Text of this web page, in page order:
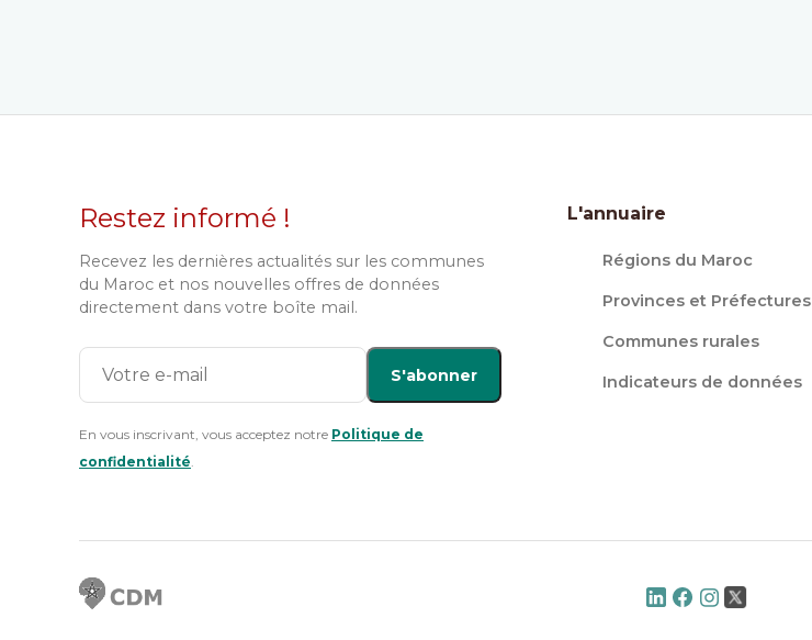
Restez informé !
Recevez les dernières actualités sur les communes
du Maroc et nos nouvelles offres de données
directement dans votre boîte mail.
S'abonner
En vous inscrivant, vous acceptez notre Politique de
confidentialité.
L'annuaire
Régions du Maroc
Provinces et Préfectures
Communes rurales
Indicateurs de données